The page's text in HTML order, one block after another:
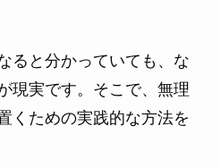
ると分かっていても、な
現実です。そこで、無理
くための実践的な方法を